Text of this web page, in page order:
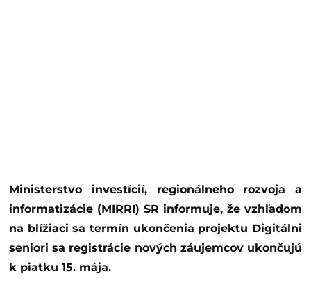
Ministerstvo investícií, regionálneho rozvoja a
informatizácie (MIRRI) SR informuje, že vzhľadom
na blížiaci sa termín ukončenia projektu Digitálni
seniori sa registrácie nových záujemcov ukončujú
k piatku 15. mája.